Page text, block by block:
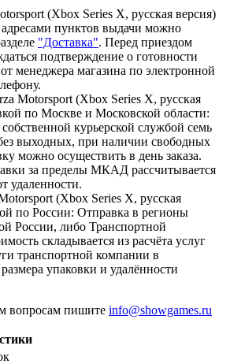
(Xbox Series X, русская версия)
пунктов выдачи можно
"Доставка". Перед приездом
подтверждение о готовности
от менеджера магазина по электронной
Motorsport (Xbox Series X, русская
по Москве и Московской области:
собственной курьерской службой семь
выходных, при наличии свободных
можно осуществить в день заказа.
за пределы МКАД рассчитывается
удаленности.
(Xbox Series X, русская
по России: Отправка в регионы
России, либо Транспортной
складывается из расчёта услуг
транспортной компании в
упаковки и удалённости
вопросам пишите info@showgames.ru